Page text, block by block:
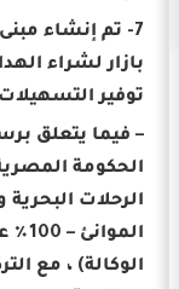
بازار لشراء
توفير التسهيلات
– فيما يتعلق
الحكومة
الوكالة) ، مع